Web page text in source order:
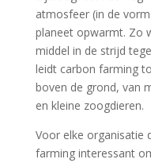
atmosfeer (in de
planeet opwarmt. Zo
middel in de strijd
leidt carbon farming
boven de grond, van
en kleine zoogdieren.
Voor elke organisatie
farming interessant